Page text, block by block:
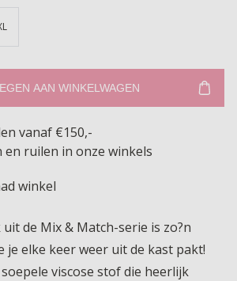
AAN WINKELWAGEN
vanaf €150,-
en ruilen in onze winkels
winkel
de Mix & Match-serie is zo?n
je elke keer weer uit de kast pakt!
viscose stof die heerlijk